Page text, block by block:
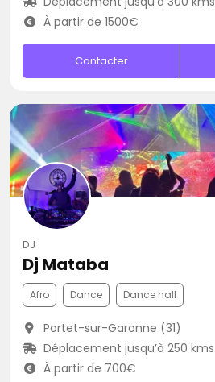
À partir de 1500€
Contacter
DJ
Dj Mataba
Afro Dance Dance hall
Portet-sur-Garonne (31)
Déplacement jusqu’à 250 kms
À partir de 700€